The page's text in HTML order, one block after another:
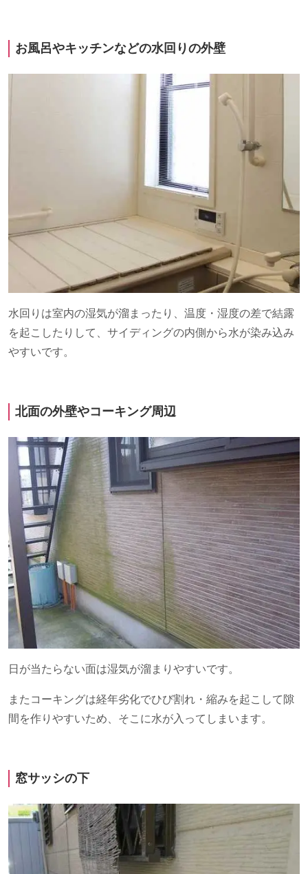
お風呂やキッチンなどの水回りの外壁
水回りは室内の湿気が溜まったり、温度・湿度の差で結露
を起こしたりして、サイディングの内側から水が染み込み
やすいです。
北面の外壁やコーキング周辺
日が当たらない面は湿気が溜まりやすいです。
またコーキングは経年劣化でひび割れ・縮みを起こして隙
間を作りやすいため、そこに水が入ってしまいます。
窓サッシの下